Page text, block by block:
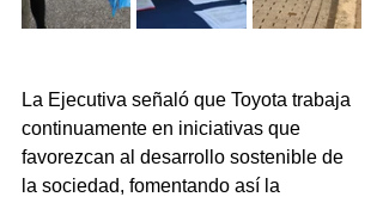
La Ejecutiva señaló que Toyota trabaja
continuamente en iniciativas que
favorezcan al desarrollo sostenible de
la sociedad, fomentando así la